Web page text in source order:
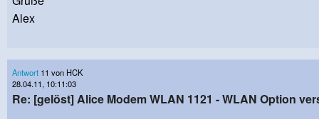
Alex
Antwort 11 von HCK
28.04.11, 10:11:03
Re: [gelöst] Alice Modem WLAN 1121 - WLAN Option